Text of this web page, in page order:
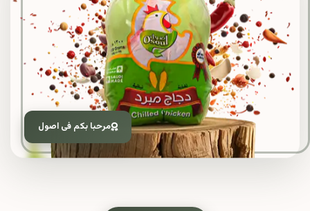
مرحبا بكم فى اصول